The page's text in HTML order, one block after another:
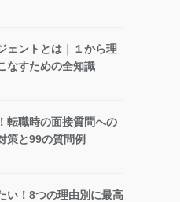
ェントとは｜１から理
なすための全知識
転職時の面接質問への
策と99の質問例
い！8つの理由別に最高